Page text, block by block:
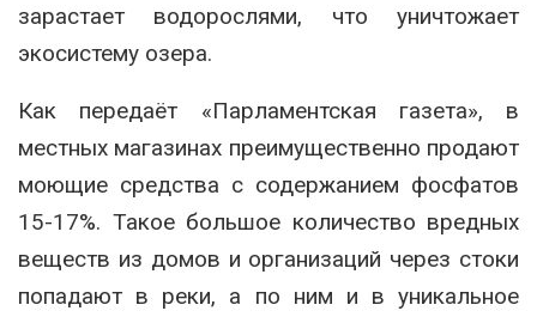
зарастает водорослями, что уничтожает
экосистему озера.
Как передаёт «Парламентская газета», в
местных магазинах преимущественно продают
моющие средства с содержанием фосфатов
15-17%. Такое большое количество вредных
веществ из домов и организаций через стоки
попадают в реки, а по ним и в уникальное